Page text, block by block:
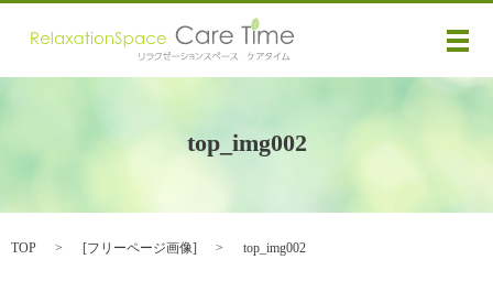
メ
top_img002
TOP [フリーページ画像] top_img002